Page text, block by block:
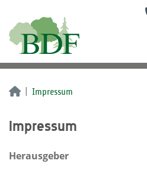
Impressum
Impressum
Herausgeber